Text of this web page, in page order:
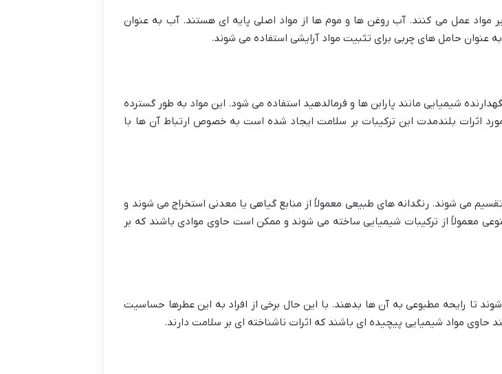
مواد عمل می کنند. آب روغن ها و موم ها از مواد اصلی پایه ای هستند. آب به عنوان
عنوان حامل های چربی برای تثبیت مواد آرایشی استفاده می شوند.
شیمیایی مانند پارابن ها و فرمالدهید استفاده می شود. این مواد به طور گسترده
اثرات بلندمدت این ترکیبات بر سلامت ایجاد شده است به خصوص ارتباط آن ها با
می شوند. رنگدانه های طبیعی معمولاً از منابع گیاهی یا معدنی استخراج می شوند و
معمولاً از ترکیبات شیمیایی ساخته می شوند و ممکن است حاوی موادی باشند که بر
تا رایحه مطبوعی به آن ها بدهند. با این حال برخی از افراد به این عطرها حساسیت
حاوی مواد شیمیایی پیچیده ای باشند که اثرات ناشناخته ای بر سلامت دارند.